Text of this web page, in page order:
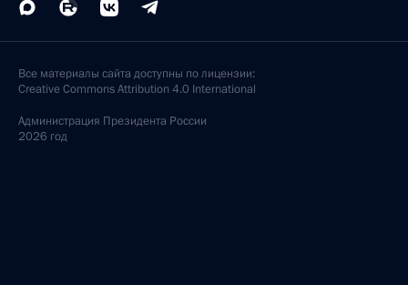
Все материалы сайта доступны по лицензии:
Creative Commons Attribution 4.0 International
Администрация Президента России
2026 год